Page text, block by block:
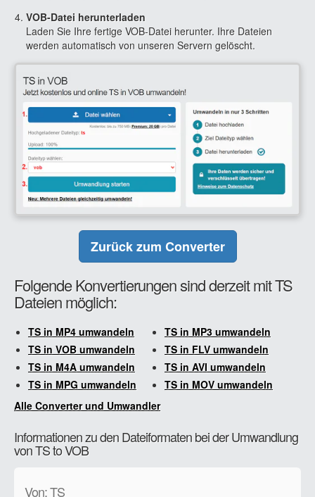
VOB-Datei herunterladen
Laden Sie Ihre fertige VOB-Datei herunter. Ihre Dateien
werden automatisch von unseren Servern gelöscht.
Zurück zum Converter
Folgende Konvertierungen sind derzeit mit TS
Dateien möglich:
TS in MP4 umwandeln
TS in MP3 umwandeln
TS in VOB umwandeln
TS in FLV umwandeln
TS in M4A umwandeln
TS in AVI umwandeln
TS in MPG umwandeln
TS in MOV umwandeln
Alle Converter und Umwandler
Informationen zu den Dateiformaten bei der Umwandlung
von TS to VOB
Von: TS